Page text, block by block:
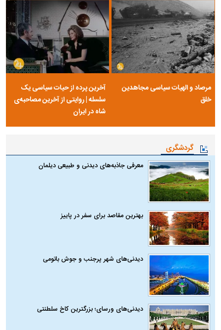
مرصاد و الهیات سیاسی مجاهدین
خلق
آخرین پرده از حیات سیاسی یک
سلسله | روایتی از آخرین مصاحبه‌ی
شاه در ایران
گردشگری
معرفی جاذبه‌های دیدنی و طبیعی دیلمان
بهترین مقاصد برای سفر در پاییز
دیدنی‌های شهر پرجنب و جوش باتومی
دیدنی‌های ورسای؛ بزرگترین کاخ سلطنتی